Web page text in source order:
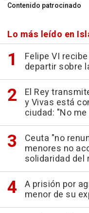
Contenido patrocinado
Lo más leído en
Felipe VI
departir sobre
El Rey
y Vivas está
ciudad: "No
Ceuta "no
menores no
solidaridad del
A prisión por
menor de su